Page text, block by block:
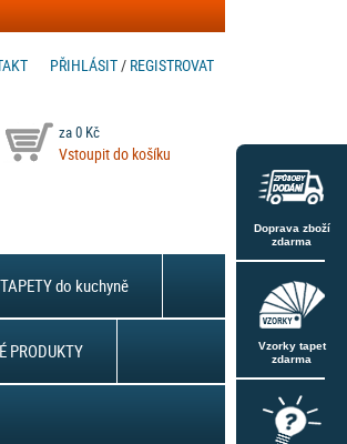
PŘIHLÁSIT/ REGISTROVAT
za 0 Kč
Vstoupit do košíku
do kuchyně
PRODUKTY
Doprava zboží
zdarma
Vzorky tapet
zdarma